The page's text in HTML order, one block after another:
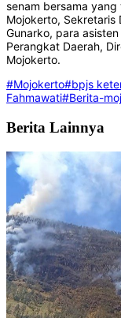
senam bersama
Mojokerto, Sekretaris
Gunarko, para
Perangkat Daerah,
Mojokerto.
#Mojokerto#bpjs
Fahmawati#Berita-
Berita Lainnya